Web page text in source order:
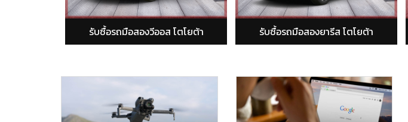
รับซื้อรถมือสองยารีส โตโยต้า รับซื้อรถมือสองอัลติส โตโยต้า